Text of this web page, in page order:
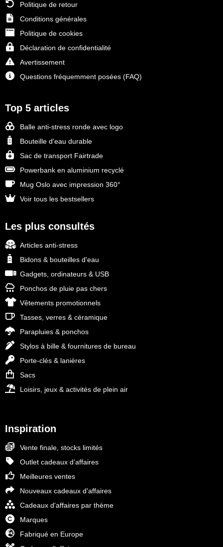
Politique de retour
Conditions générales
Politique de cookies
Déclaration de confidentialité
Avertissement
Questions fréquemment posées (FAQ)
Top 5 articles
Balle anti-stress ronde avec logo
Bouteille d'eau durable
Sac de transport Fairtrade
Powerbank en aluminium recyclé
Mug Oslo avec impression 360°
Voir tous les bestsellers
Les plus consultés
Articles anti-stress
Bidons & bouteilles d'eau
Gadgets, ordinateurs & USB
Ponchos de pluie pas chers
Vêtements promotionnels
Tasses, verres & céramique
Parapluies & ponchos
Stylos à bille & fournitures de bureau
Porte-clés & lanières
Sacs
Loisirs, jeux & activités de plein air
Inspiration
Vente finale, stocks limités
Outlet cadeaux d’affaires
Meilleures ventes
Nouveaux cadeaux d'affaires
Cadeaux d'affaires par thème
Marques
Fabriqué en Europe